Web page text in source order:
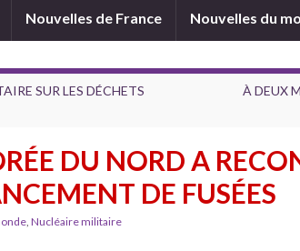
Nouvelles de France Nouvelles du
SUR LES DÉCHETS
À DEUX
DU NORD A
DE FUSÉES
, Nucléaire militaire